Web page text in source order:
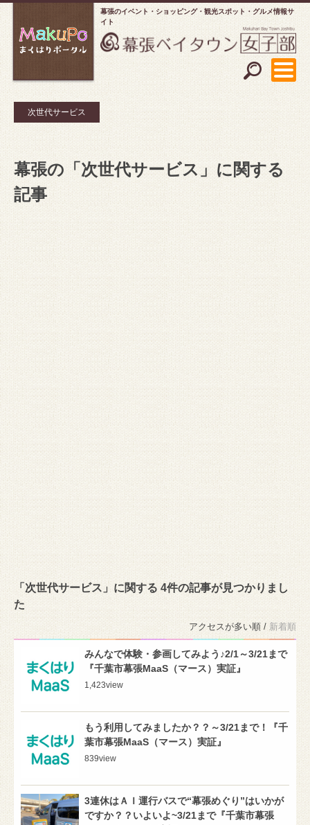
幕張のイベント・ショッピング
観光スポット・グルメ情報サ
イト
次世代サービス
幕張の「次世代サービス」に関する
記事
「次世代サービス」に関する 4件の記事が見つかりまし
た
アクセスが多い順 / 新着順
みんなで体験・参画してみよう♪2/1～3/21まで
『千葉市幕張MaaS（マース）実証』
1,423view
もう利用してみましたか？？～3/21まで！『千
葉市幕張MaaS（マース）実証』
839view
3連休はＡＩ運行バスで“幕張めぐり”はいかが
ですか？？いよいよ~3/21まで『千葉市幕張